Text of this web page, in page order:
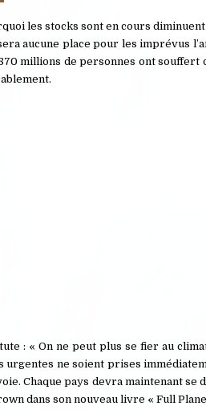
les stocks sont en cours
aucune place pour les imprévus
millions de personnes ont souffert
: « On ne peut plus se fier au
ne soient prises
Chaque pays devra maintenant se
dans son nouveau livre « Full